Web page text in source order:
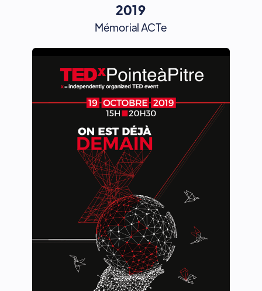
2019
Mémorial ACTe